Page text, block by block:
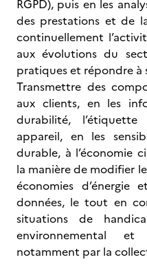
RGPD), puis en les
des prestations et de
continuellement
aux évolutions du
pratiques et répondre à
Transmettre des
aux clients, en les
durabilité,
appareil, en les
durable, à l’économie
la manière de modifier
économies d’énergie
données, le tout en
situations de
environnemental
notamment par la